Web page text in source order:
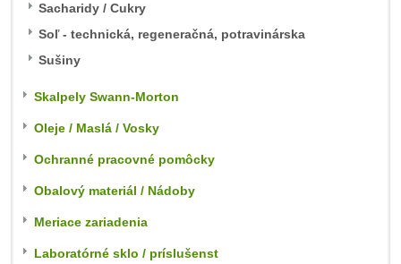
Sacharidy / Cukry
Soľ - technická, regeneračná, potravinárska
Sušiny
Skalpely Swann-Morton
Oleje / Maslá / Vosky
Ochranné pracovné pomôcky
Obalový materiál / Nádoby
Meriace zariadenia
Laboratórné sklo / príslušenst